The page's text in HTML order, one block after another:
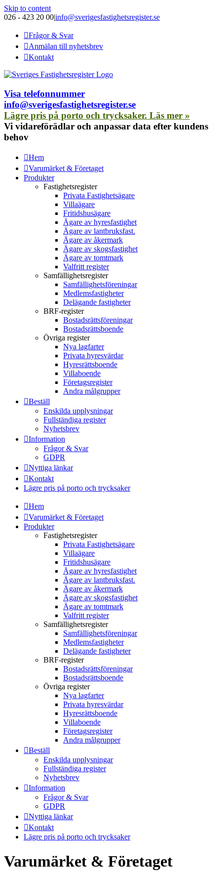
Skip to content
026 - 423 20 00|info@sverigesfastighetsregister.se
Frågor & Svar
Anmälan till nyhetsbrev
Kontakt
Visa telefonnummer
info@sverigesfastighetsregister.se
Lägre pris på porto och trycksaker. Läs mer »
Vi vidareförädlar och anpassar data efter kundens
behov
Hem
Varumärket & Företaget
Produkter
Fastighetsregister
Privata Fastighetsägare
Villaägare
Fritidshusägare
Ägare av hyresfastighet
Ägare av lantbruksfast.
Ägare av åkermark
Ägare av skogsfastighet
Ägare av tomtmark
Valfritt register
Samfällighetsregister
Samfällighetsföreningar
Medlemsfastigheter
Delägande fastigheter
BRF-register
Bostadsrättsföreningar
Bostadsrättsboende
Övriga register
Nya lagfarter
Privata hyresvärdar
Hyresrättsboende
Villaboende
Företagsregister
Andra målgrupper
Beställ
Enskilda upplysningar
Fullständiga register
Nyhetsbrev
Information
Frågor & Svar
GDPR
Nyttiga länkar
Kontakt
Lägre pris på porto och trycksaker
Hem
Varumärket & Företaget
Produkter
Fastighetsregister
Privata Fastighetsägare
Villaägare
Fritidshusägare
Ägare av hyresfastighet
Ägare av lantbruksfast.
Ägare av åkermark
Ägare av skogsfastighet
Ägare av tomtmark
Valfritt register
Samfällighetsregister
Samfällighetsföreningar
Medlemsfastigheter
Delägande fastigheter
BRF-register
Bostadsrättsföreningar
Bostadsrättsboende
Övriga register
Nya lagfarter
Privata hyresvärdar
Hyresrättsboende
Villaboende
Företagsregister
Andra målgrupper
Beställ
Enskilda upplysningar
Fullständiga register
Nyhetsbrev
Information
Frågor & Svar
GDPR
Nyttiga länkar
Kontakt
Lägre pris på porto och trycksaker
Varumärket & Företaget